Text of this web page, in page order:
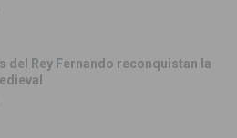
del Rey Fernando reconquistan la